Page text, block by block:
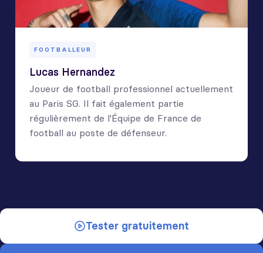
FOOTBALLEUR
Lucas Hernandez
Joueur de football professionnel actuellement
au Paris SG. Il fait également partie
régulièrement de l'Équipe de France de
football au poste de défenseur.
Tester gratuitement